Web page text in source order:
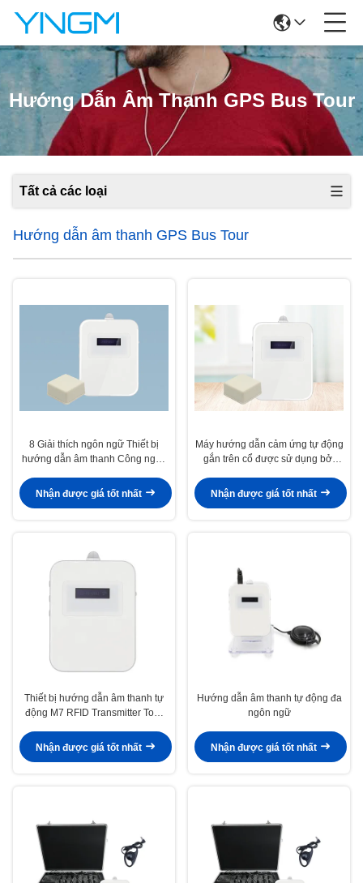
Hướng Dẫn Âm Thanh GPS Bus Tour
Tất cả các loại
Hướng dẫn âm thanh GPS Bus Tour
8 Giải thích ngôn ngữ Thiết bị
hướng dẫn âm thanh Công nghệ
Nhận được giá tốt nhất
Máy hướng dẫn cảm ứng tự động
gắn trên cổ được sử dụng bởi
Nhận được giá tốt nhất
Thiết bị hướng dẫn âm thanh tự
động M7 RFID Transmitter Tour
Nhận được giá tốt nhất
Hướng dẫn âm thanh tự động đa
ngôn ngữ
Nhận được giá tốt nhất